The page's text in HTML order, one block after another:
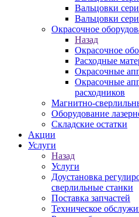
Вальцовки
Вальцовки
Окрасочное
Назад
Окрасочное
Расходные
Окрасочные
Окрасочные
расходников
Магнитно-
Оборудование
Складские остатки
Акции
Услуги
Назад
Услуги
Доустановка
сверлильные станки
Поставка запчастей
Техническое